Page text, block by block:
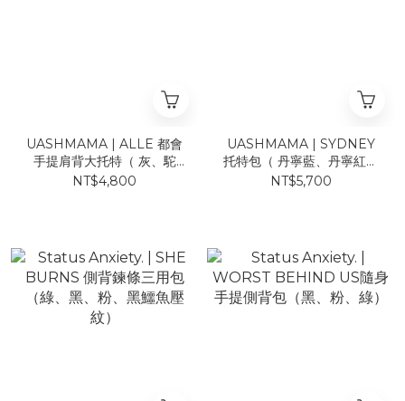
UASHMAMA | ALLE 都會
手提肩背大托特（ 灰、駝
色、深灰 ）
NT$4,800
UASHMAMA | SYDNEY
托特包（ 丹寧藍、丹寧紅、
白金 ）
NT$5,700